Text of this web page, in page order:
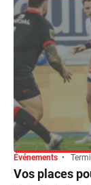
Événements •
Vos places